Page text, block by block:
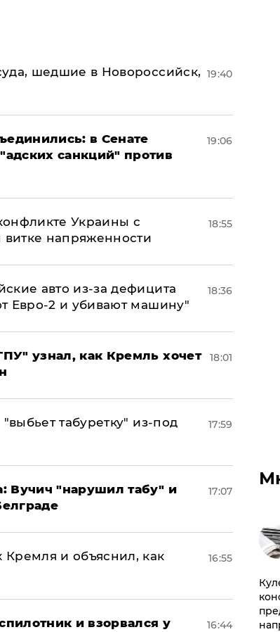
шедшие в Новороссийск, 19:40
в Сенате
санкций" против
19:06
Украины с
напряженности
18:55
авто из-за дефицита
Евро-2 и убивают машину"
18:36
узнал, как Кремль хочет
18:01
табуретку" из-под
17:59
Вучич "нарушил табу" и
17:07
Кремля и объяснил, как
16:55
и взорвался у
16:44